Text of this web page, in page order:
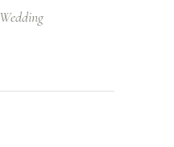
Wedding